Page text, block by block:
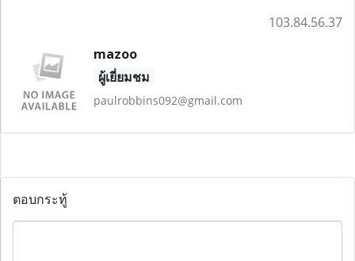
103.84.56.37
mazoo
ผู้เยี่ยมชม
paulrobbins092@gmail.com
ตอบกระทู้